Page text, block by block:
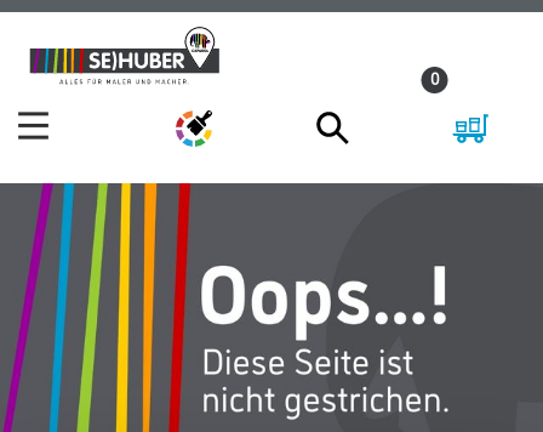
Zum
Inhalt
Zum
Navigationsmenü
0